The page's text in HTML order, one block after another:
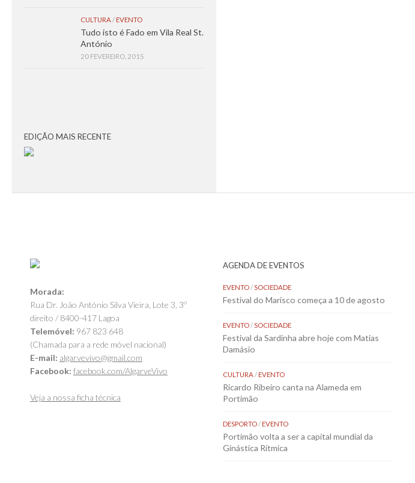
CULTURA/ EVENTO
Tudo isto é Fado em Vila Real St.
António
20 FEVEREIRO, 2015
EDIÇÃO MAIS RECENTE
Morada:
Rua Dr. João António Silva Vieira, Lote 3, 3º
direito / 8400-417 Lagoa
Telemóvel: 967 823 648
(Chamada para a rede móvel nacional)
E-mail: algarvevivo@gmail.com
Facebook: facebook.com/AlgarveVivo
Veja a nossa ficha técnica
AGENDA DE EVENTOS
EVENTO/SOCIEDADE
Festival do Marisco começa a 10 de agosto
EVENTO/SOCIEDADE
Festival da Sardinha abre hoje com Matias
Damásio
CULTURA/EVENTO
Ricardo Ribeiro canta na Alameda em
Portimão
DESPORTO/EVENTO
Portimão volta a ser a capital mundial da
Ginástica Rítmica